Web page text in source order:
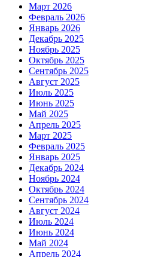
Март 2026
Февраль 2026
Январь 2026
Декабрь 2025
Ноябрь 2025
Октябрь 2025
Сентябрь 2025
Август 2025
Июль 2025
Июнь 2025
Май 2025
Апрель 2025
Март 2025
Февраль 2025
Январь 2025
Декабрь 2024
Ноябрь 2024
Октябрь 2024
Сентябрь 2024
Август 2024
Июль 2024
Июнь 2024
Май 2024
Апрель 2024